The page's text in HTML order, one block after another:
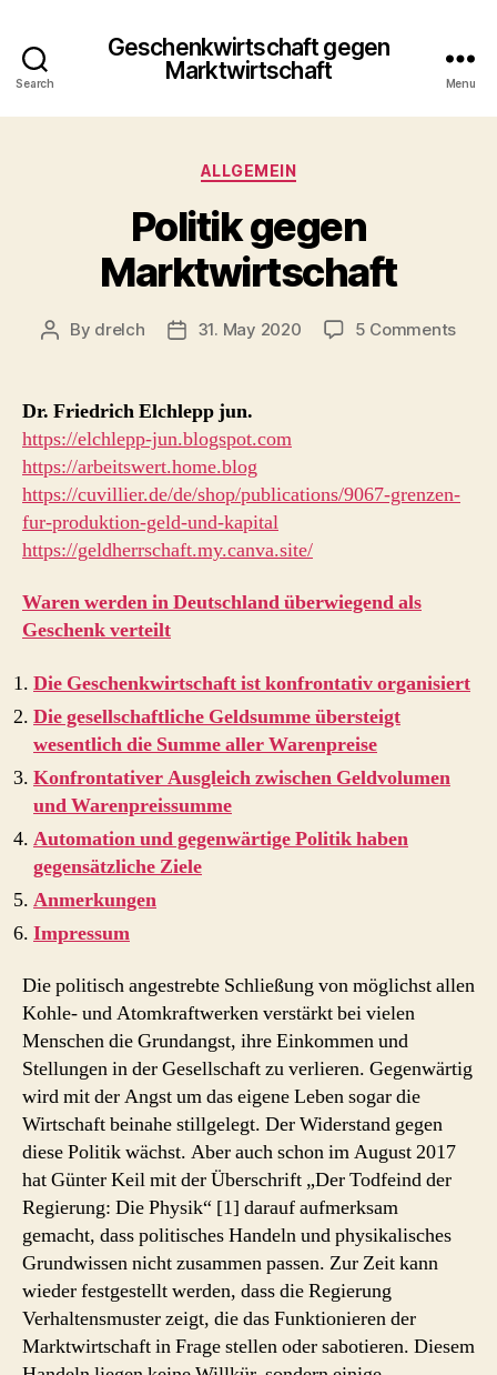
Search
Geschenkwirtschaft gegen
Marktwirtschaft
Menu
Categories
ALLGEMEIN
Politik gegen
Marktwirtschaft
Post
By drelch
Post31. May 2020 5 Commentson
Dr. Friedrich Elchlepp jun.
https://elchlepp-jun.blogspot.com
https://arbeitswert.home.blog
https://cuvillier.de/de/shop/publications/9067-grenzen-
fur-produktion-geld-und-kapital
https://geldherrschaft.my.canva.site/
Waren werden in Deutschland überwiegend als
Geschenk verteilt
Die Geschenkwirtschaft ist konfrontativ organisiert
Die gesellschaftliche Geldsumme übersteigt
wesentlich die Summe aller Warenpreise
Konfrontativer Ausgleich zwischen Geldvolumen
und Warenpreissumme
Automation und gegenwärtige Politik haben
gegensätzliche Ziele
Anmerkungen
Impressum
Die politisch angestrebte Schließung von möglichst allen
Kohle- und Atomkraftwerken verstärkt bei vielen
Menschen die Grundangst, ihre Einkommen und
Stellungen in der Gesellschaft zu verlieren. Gegenwärtig
wird mit der Angst um das eigene Leben sogar die
Wirtschaft beinahe stillgelegt. Der Widerstand gegen
diese Politik wächst. Aber auch schon im August 2017
hat Günter Keil mit der Überschrift „Der Todfeind der
Regierung: Die Physik“ [1] darauf aufmerksam
gemacht, dass politisches Handeln und physikalisches
Grundwissen nicht zusammen passen. Zur Zeit kann
wieder festgestellt werden, dass die Regierung
Verhaltensmuster zeigt, die das Funktionieren der
Marktwirtschaft in Frage stellen oder sabotieren. Diesem